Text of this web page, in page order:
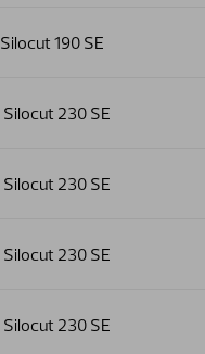
Silocut 190 SE
Silocut 230 SE
Silocut 230 SE
Silocut 230 SE
Silocut 230 SE